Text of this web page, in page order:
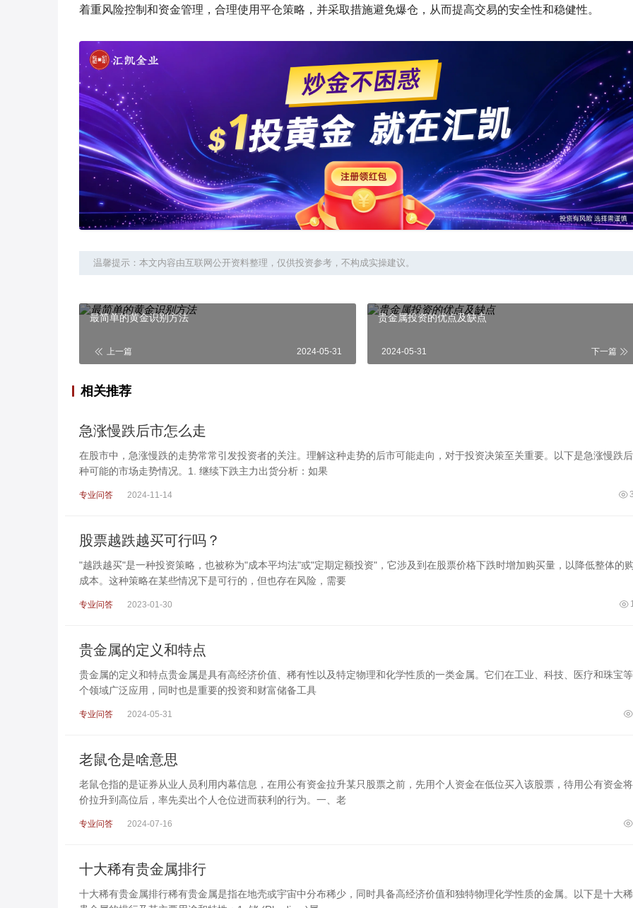
着重风险控制和资金管理，合理使用平仓策略，并采取措施避免爆仓，从而提高交易的安全性和稳健性。
温馨提示：本文内容由互联网公开资料整理，仅供投资参考，不构成实操建议。
最简单的黄金识别方法
上一篇 2024-05-31
贵金属投资的优点及缺点
2024-05-31 下一篇
相关推荐
急涨慢跌后市怎么走
在股市中，急涨慢跌的走势常常引发投资者的关注。理解这种走势的后市可能走向，对于投资决策至关重要。以下是急涨慢跌
种可能的市场走势情况。1. 继续下跌主力出货分析：如果
专业问答 2024-11-14
股票越跌越买可行吗？
"越跌越买"是一种投资策略，也被称为"成本平均法"或"定期定额投资"，它涉及到在股票价格下跌时增加购买量，以降低整体的
成本。这种策略在某些情况下是可行的，但也存在风险，需要
专业问答 2023-01-30
贵金属的定义和特点
贵金属的定义和特点贵金属是具有高经济价值、稀有性以及特定物理和化学性质的一类金属。它们在工业、科技、医疗和珠宝
个领域广泛应用，同时也是重要的投资和财富储备工具
专业问答 2024-05-31
老鼠仓是啥意思
老鼠仓指的是证券从业人员利用内幕信息，在用公有资金拉升某只股票之前，先用个人资金在低位买入该股票，待用公有资金
价拉升到高位后，率先卖出个人仓位进而获利的行为。一、老
专业问答 2024-07-16
十大稀有贵金属排行
十大稀有贵金属排行稀有贵金属是指在地壳或宇宙中分布稀少，同时具备高经济价值和独特物理化学性质的金属。以下是十大